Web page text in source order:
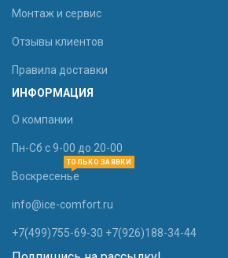
Монтаж и сервис
Отзывы клиентов
Правила доставки
ИНФОРМАЦИЯ
О компании
Пн-Сб с 9-00 до 20-00
Воскресенье
ТОЛЬКО ЗАЯВКИ
info@ice-comfort.ru
+7(499)755-69-30 +7(926)188-34-44